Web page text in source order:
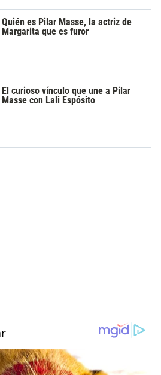
Quién es Pilar Masse, la actriz de
Margarita que es furor
El curioso vínculo que une a Pilar
Masse con Lali Espósito